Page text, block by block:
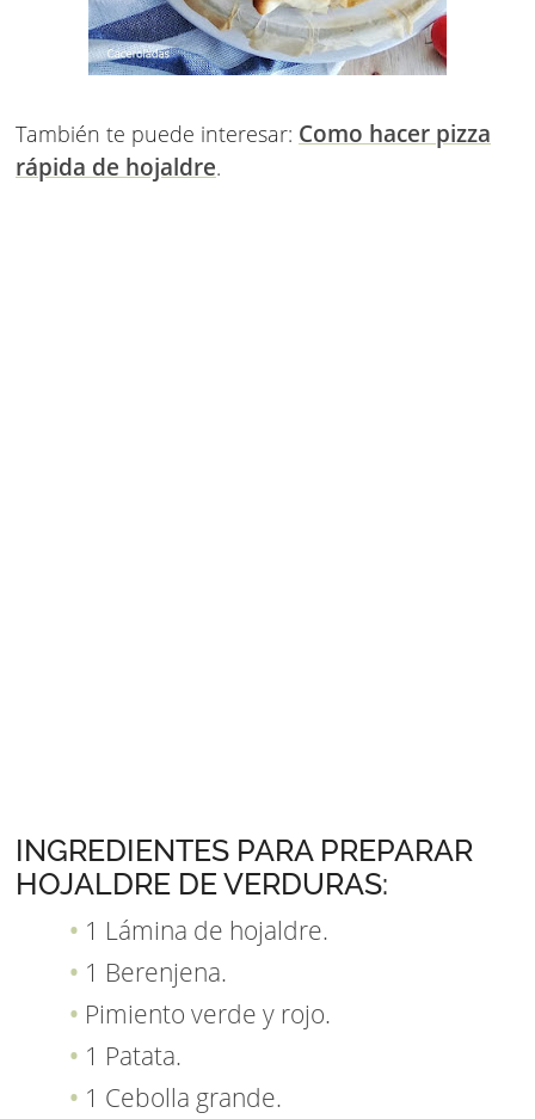
También te puede interesar: Como hacer pizza
rápida de hojaldre.
INGREDIENTES PARA PREPARAR
HOJALDRE DE VERDURAS:
1 Lámina de hojaldre.
1 Berenjena.
Pimiento verde y rojo.
1 Patata.
1 Cebolla grande.